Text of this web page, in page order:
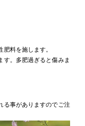
料を施します。
す。多肥過ぎると傷みま
る事がありますのでご注